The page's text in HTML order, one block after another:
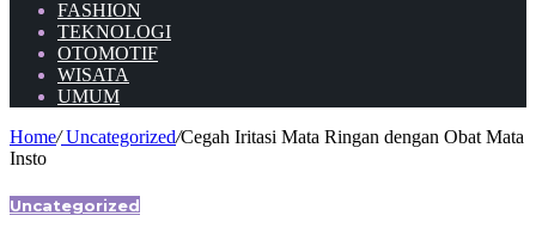
FASHION
TEKNOLOGI
OTOMOTIF
WISATA
UMUM
Home/Uncategorized/Cegah Iritasi Mata Ringan dengan Obat Mata
Insto
Uncategorized